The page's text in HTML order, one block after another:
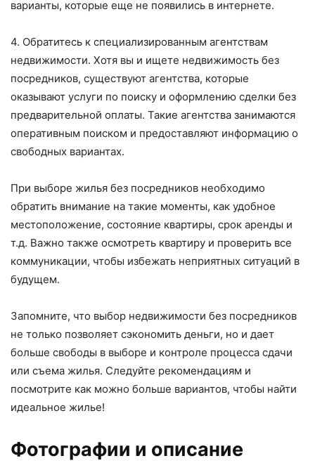
варианты, которые еще не появились в интернете.
4. Обратитесь к специализированным агентствам
недвижимости. Хотя вы и ищете недвижимость без
посредников, существуют агентства, которые
оказывают услуги по поиску и оформлению сделки без
предварительной оплаты. Такие агентства занимаются
оперативным поиском и предоставляют информацию о
свободных вариантах.
При выборе жилья без посредников необходимо
обратить внимание на такие моменты, как удобное
местоположение, состояние квартиры, срок аренды и
т.д. Важно также осмотреть квартиру и проверить все
коммуникации, чтобы избежать неприятных ситуаций в
будущем.
Запомните, что выбор недвижимости без посредников
не только позволяет сэкономить деньги, но и дает
больше свободы в выборе и контроле процесса сдачи
или съема жилья. Следуйте рекомендациям и
посмотрите как можно больше вариантов, чтобы найти
идеальное жилье!
Фотографии и описание